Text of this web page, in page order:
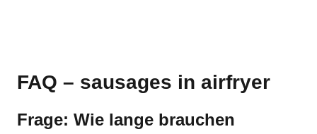
FAQ – sausages in airfryer
Frage: Wie lange brauchen